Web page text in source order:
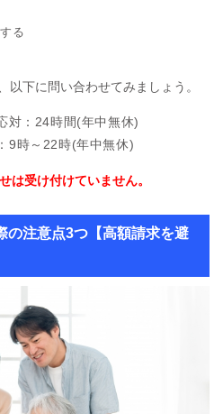
る
以下に問い合わせてみましょう。
対：24時間(年中無休)
9時～22時(年中無休)
は受け付けていません。
の注意点3つ【高額請求を避